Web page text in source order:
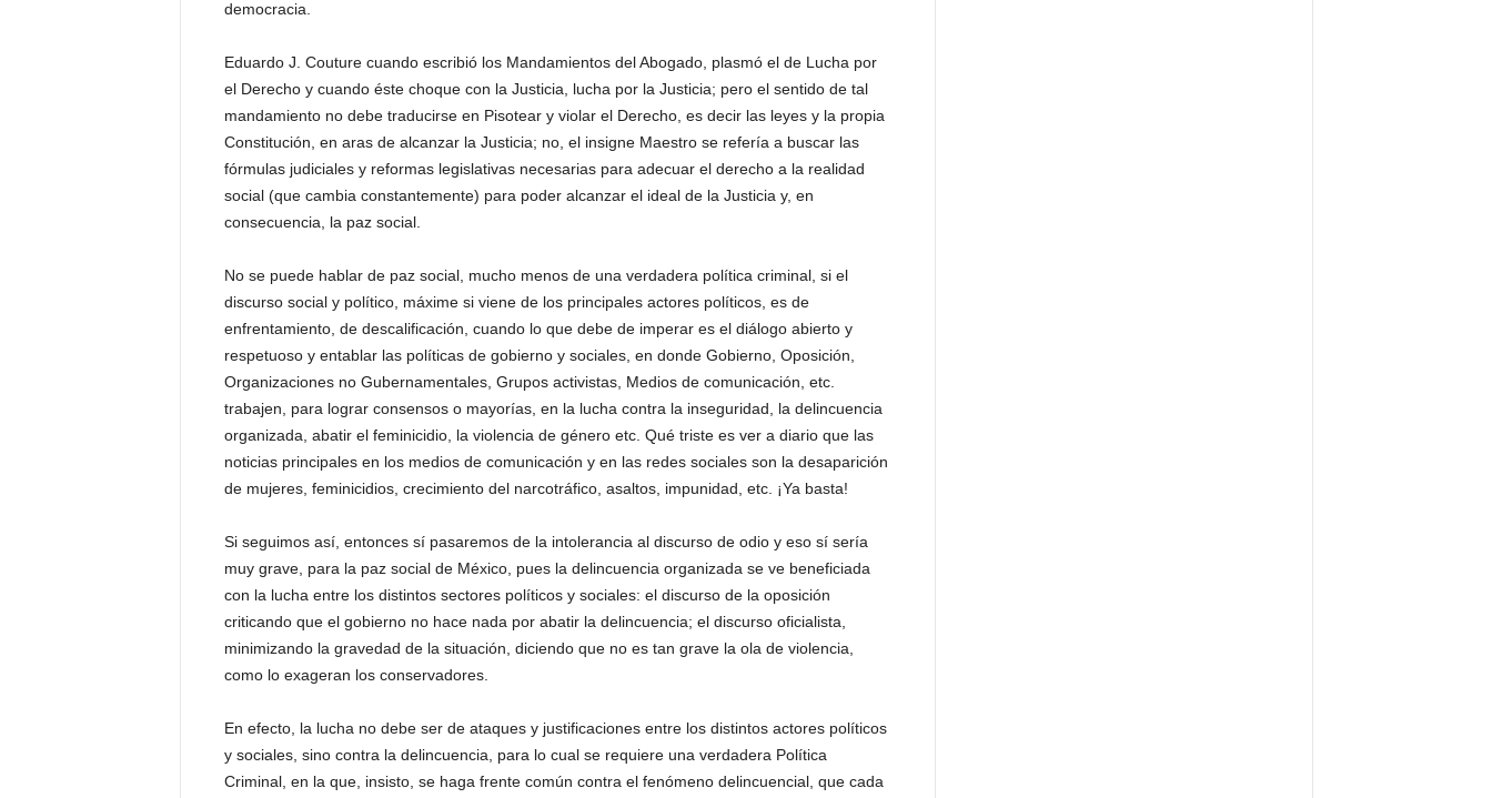
democracia.
Eduardo J. Couture cuando escribió los Mandamientos del Abogado, plasmó el de Lucha por
el Derecho y cuando éste choque con la Justicia, lucha por la Justicia; pero el sentido de tal
mandamiento no debe traducirse en Pisotear y violar el Derecho, es decir las leyes y la propia
Constitución, en aras de alcanzar la Justicia; no, el insigne Maestro se refería a buscar las
fórmulas judiciales y reformas legislativas necesarias para adecuar el derecho a la realidad
social (que cambia constantemente) para poder alcanzar el ideal de la Justicia y, en
consecuencia, la paz social.
No se puede hablar de paz social, mucho menos de una verdadera política criminal, si el
discurso social y político, máxime si viene de los principales actores políticos, es de
enfrentamiento, de descalificación, cuando lo que debe de imperar es el diálogo abierto y
respetuoso y entablar las políticas de gobierno y sociales, en donde Gobierno, Oposición,
Organizaciones no Gubernamentales, Grupos activistas, Medios de comunicación, etc.
trabajen, para lograr consensos o mayorías, en la lucha contra la inseguridad, la delincuencia
organizada, abatir el feminicidio, la violencia de género etc. Qué triste es ver a diario que las
noticias principales en los medios de comunicación y en las redes sociales son la desaparición
de mujeres, feminicidios, crecimiento del narcotráfico, asaltos, impunidad, etc. ¡Ya basta!
Si seguimos así, entonces sí pasaremos de la intolerancia al discurso de odio y eso sí sería
muy grave, para la paz social de México, pues la delincuencia organizada se ve beneficiada
con la lucha entre los distintos sectores políticos y sociales: el discurso de la oposición
criticando que el gobierno no hace nada por abatir la delincuencia; el discurso oficialista,
minimizando la gravedad de la situación, diciendo que no es tan grave la ola de violencia,
como lo exageran los conservadores.
En efecto, la lucha no debe ser de ataques y justificaciones entre los distintos actores políticos
y sociales, sino contra la delincuencia, para lo cual se requiere una verdadera Política
Criminal, en la que, insisto, se haga frente común contra el fenómeno delincuencial, que cada